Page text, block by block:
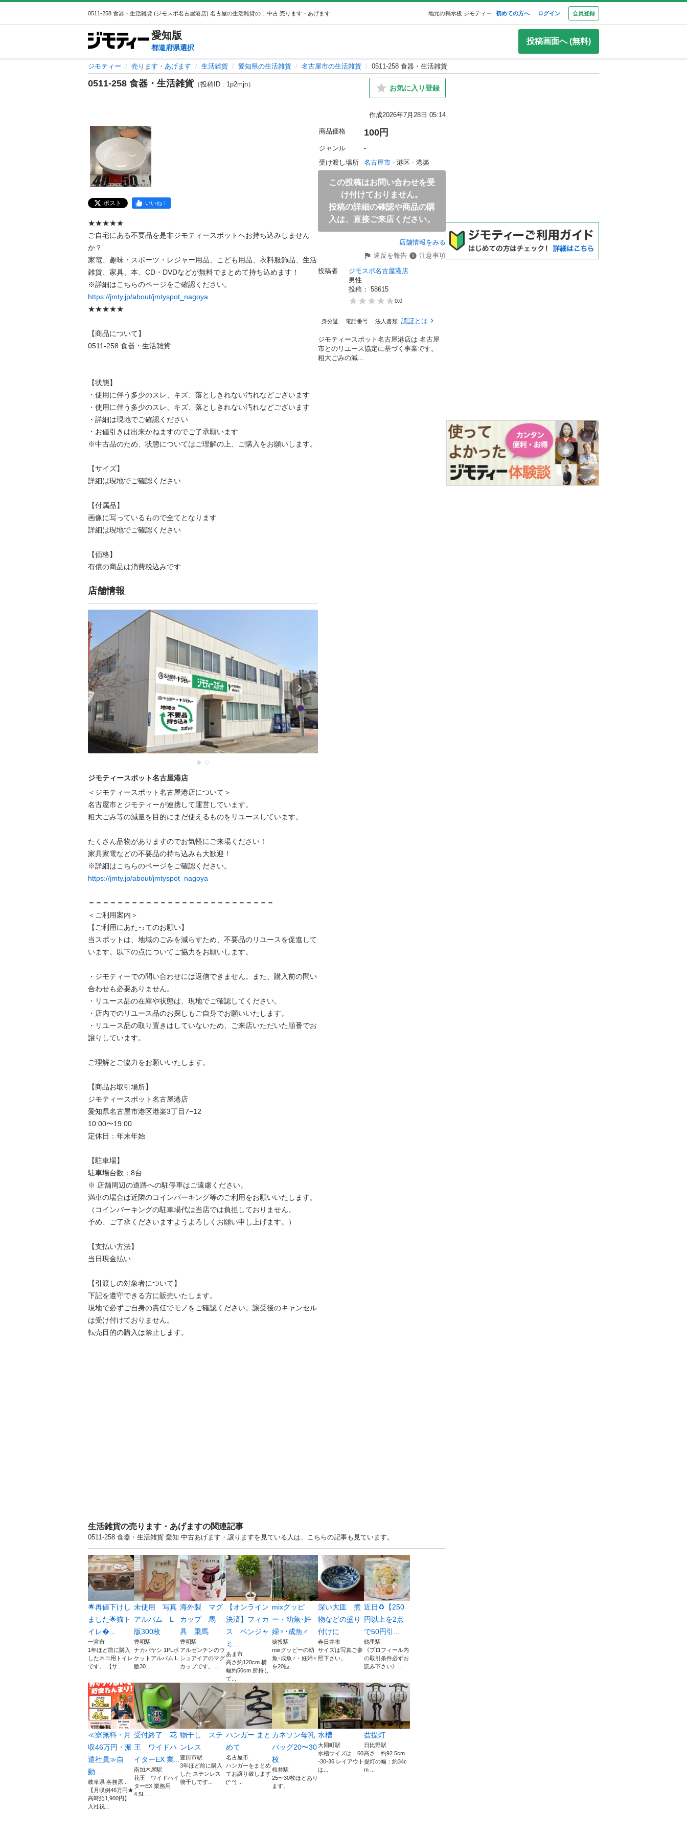
中古 売ります・あげます 地元の掲示板 ジモティー 初めての方へ ログイン 会員登録
愛知版
都道府県選択
投稿画面へ (無料)
ジモティー 売ります・あげます 生活雑貨 愛知県の生活雑貨 名古屋市の生活雑貨 0511-258 食器・生活雑貨
0511-258 食器・生活雑貨 （投稿ID : 1p2mjn） お気に入り登録
作成2026年7月28日 05:14
ポスト いいね！
★★★★★
ご自宅にある不要品を是非ジモティースポットへお持ち込みしません
か？
家電、趣味・スポーツ・レジャー用品、こども用品、衣料服飾品、生活
雑貨、家具、本、CD・DVDなどが無料でまとめて持ち込めます！
https://jmty.jp/about/jmtyspot_nagoya
★★★★★
【商品について】
0511-258 食器・生活雑貨
【状態】
・使用に伴う多少のスレ、キズ、落としきれない汚れなどございます
・使用に伴う多少のスレ、キズ、落としきれない汚れなどございます
・詳細は現地でご確認ください
・お値引きは出来かねますのでご了承願います
※中古品のため、状態についてはご理解の上、ご購入をお願いします。
【サイズ】
詳細は現地でご確認ください
【付属品】
画像に写っているもので全てとなります
詳細は現地でご確認ください
【価格】
有償の商品は消費税込みです
店舗情報
ジモティースポット名古屋港店
＜ジモティースポット名古屋港店について＞
名古屋市とジモティーが連携して運営しています。
粗⼤ごみ等の減量を⽬的にまだ使えるものをリユースしています。
たくさん品物がありますのでお気軽にご来場ください！
家具家電などの不要品の持ち込みも大歓迎！
https://jmty.jp/about/jmtyspot_nagoya
＝＝＝＝＝＝＝＝＝＝＝＝＝＝＝＝＝＝＝＝＝＝＝＝＝＝
＜ご利用案内＞
【ご利用にあたってのお願い】
当スポットは、地域のごみを減らすため、不要品のリユースを促進して
います。以下の点についてご協力をお願いします。
・ジモティーでの問い合わせには返信できません。また、購入前の問い
合わせも必要ありません。
・リユース品の在庫や状態は、現地でご確認してください。
・店内でのリユース品のお探しもご自身でお願いいたします。
・リユース品の取り置きはしていないため、ご来店いただいた順番でお
譲りしています。
ご理解とご協力をお願いいたします。
【商品お取引場所】
ジモティースポット名古屋港店
愛知県名古屋市港区港楽3丁目7−12
10:00〜19:00
定休日：年末年始
【駐⾞場】
駐車場台数：8台
※ 店舗周辺の道路への駐停車はご遠慮ください。
満車の場合は近隣のコインパーキング等のご利用をお願いいたします。
（コインパーキングの駐車場代は当店では負担しておりません。
予め、ご了承くださいますようよろしくお願い申し上げます。）
【⽀払い⽅法】
当日現金払い
【引渡しの対象者について】
下記を遵守できる⽅に販売いたします。
現地で必ずご⾃⾝の責任でモノをご確認ください。譲受後のキャンセル
は受け付けておりません。
転売⽬的の購⼊は禁⽌します。
商品価格 100円
ジャンル
-
受け渡し場所
名古屋市 - 港区 - 港楽
この投稿はお問い合わせを受
け付けておりません。
投稿の詳細の確認や商品の購
入は、直接ご来店ください。
店舗情報をみる
違反を報告
注意事項
投稿者
ジモスポ名古屋港店
男性
投稿： 58615
0.0
身分証 電話番号 法人書類 認証とは
ジモティースポット名古屋港店は 名古屋
市とのリユース協定に基づく事業です。
粗⼤ごみの減...
生活雑貨の売ります・あげますの関連記事
0511-258 食器・生活雑貨 愛知 中古あげます・譲りますを見ている人は、こちらの記事も見ています。
︎🌟再値下けし
ました︎🌟猫ト
イレ...
一宮市
1年ほど前に購入
したネコ用トイレ
です。 【サ...
未使用 写真
アルバム L
版300枚
豊明駅
ナカバヤシ 1PLポ
ケットアルバム L
版30...
海外製 マグ
カップ 馬
具 乗馬
豊明駅
アルゼンチンのウ
シュアイアのマグ
カップです。...
【オンライン
決済】フィカ
ス ベンジャ
ミ...
あま市
高さ約120cm 横
幅約50cm 所持し
て...
mixグッピ
ー・幼魚･妊
婦♀･成魚♂
猿投駅
mixグッピーの幼
魚･成魚♂・妊婦♀
を20匹...
深い大皿 煮
物などの盛り
付けに
春日井市
サイズは写真ご参
照下さい。
近日♻️【250
円以上を2点
で50円引...
鶴里駅
《プロフィール内
の取引条件必ずお
読み下さい》...
≪寮無料・月
収46万円・派
遣社員≫自
動...
岐阜県 各務原...
【月収例46万円★
高時給1,900円】
入社祝...
受付終了 花
王 ワイドハ
イターEX 業...
南加木屋駅
花王 ワイドハイ
ターEX 業務用
4.5L ...
物干し ステ
ンレス
豊田市駅
3年ほど前に購入
した ステンレス
物干しです...
ハンガー まと
めて
名古屋市
ハンガーをまとめ
てお譲り致します
(^ ^) ...
カネソン母乳
バッグ20〜30
枚
桜井駅
25〜30枚ほどあり
ます。
水槽
大同町駅
水槽サイズは 60
-30-36 レイアウト
は...
盆提灯
日比野駅
高さ：約92.5cm
提灯の幅：約34c
m ...